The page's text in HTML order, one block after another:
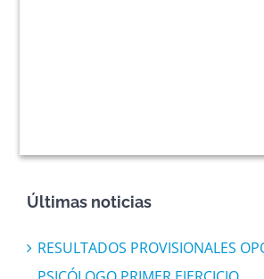
Últimas noticias
RESULTADOS PROVISIONALES